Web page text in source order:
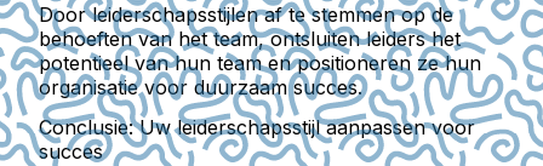
Door leiderschapsstijlen af te stemmen op de
behoeften van het team, ontsluiten leiders het
potentieel van hun team en positioneren ze hun
organisatie voor duurzaam succes.
Conclusie: Uw leiderschapsstijl aanpassen voor
succes